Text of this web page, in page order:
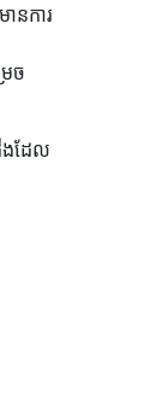
នការ
ច
ងដែល